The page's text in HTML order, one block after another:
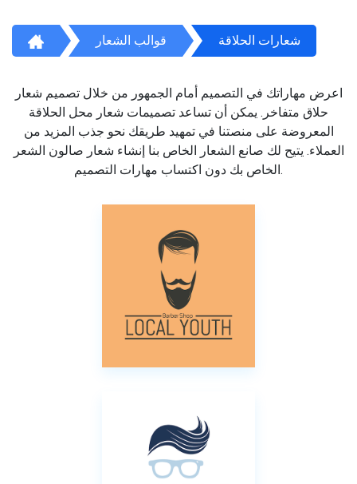
قوالب الشعار شعارات الحلاقة
اعرض مهاراتك في التصميم أمام الجمهور من خلال تصميم شعار
حلاق متفاخر. يمكن أن تساعد تصميمات شعار محل الحلاقة
المعروضة على منصتنا في تمهيد طريقك نحو جذب المزيد من
العملاء. يتيح لك صانع الشعار الخاص بنا إنشاء شعار صالون الشعر
الخاص بك دون اكتساب مهارات التصميم.